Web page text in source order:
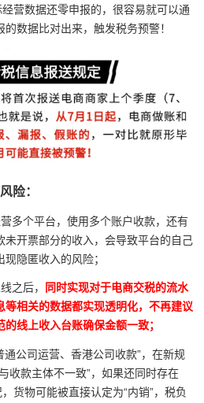
营数据还零申报的，很容易就可以通
数据比对出来，触发税务预警！
险：
多个平台，使用多个账户收款，还有
未开票部分的收入，会导致平台的自己
隐匿收入的风险；
之后，
同时实现对于电商交税的流水
等相关的数据都实现透明化，不再建议
线上收入台账确保金额一致；
通公司运营、香港公司收款”，在新规
收款主体不一致”，如果还同时存在
货物可能被直接认定为“内销”，税负